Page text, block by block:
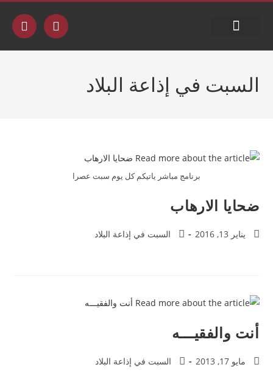
السبت في إذاعة البلاد
برنامج مباشر ياتيكم كل يوم سبت عصرا
ضحايا الارهاب
يناير 13, 2016 السبت في إذاعة البلاد
أنت والفقيـــه
مايو 17, 2013 السبت في إذاعة البلاد